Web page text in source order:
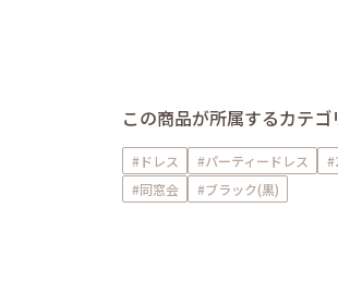
この商品が所属するカテゴ
#ドレス #パーティードレス
#同窓会
#ブラック(黒)